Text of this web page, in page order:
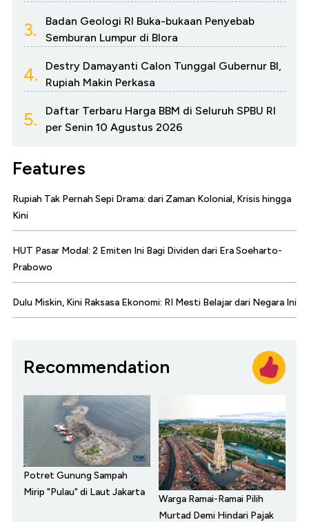
3.
Badan Geologi RI Buka-bukaan Penyebab
Semburan Lumpur di Blora
4.
Destry Damayanti Calon Tunggal Gubernur BI,
Rupiah Makin Perkasa
5.
Daftar Terbaru Harga BBM di Seluruh SPBU RI
per Senin 10 Agustus 2026
Features
Rupiah Tak Pernah Sepi Drama: dari Zaman Kolonial, Krisis hingga
Kini
HUT Pasar Modal: 2 Emiten Ini Bagi Dividen dari Era Soeharto-
Prabowo
Dulu Miskin, Kini Raksasa Ekonomi: RI Mesti Belajar dari Negara Ini
Recommendation
Potret Gunung Sampah
Mirip "Pulau" di Laut Jakarta
Warga Ramai-Ramai Pilih
Murtad Demi Hindari Pajak